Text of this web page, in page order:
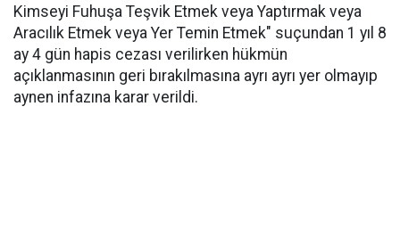
Kimseyi Fuhuşa Teşvik Etmek veya Yaptırmak veya
Aracılık Etmek veya Yer Temin Etmek" suçundan 1 yıl 8
ay 4 gün hapis cezası verilirken hükmün
açıklanmasının geri bırakılmasına ayrı ayrı yer olmayıp
aynen infazına karar verildi.